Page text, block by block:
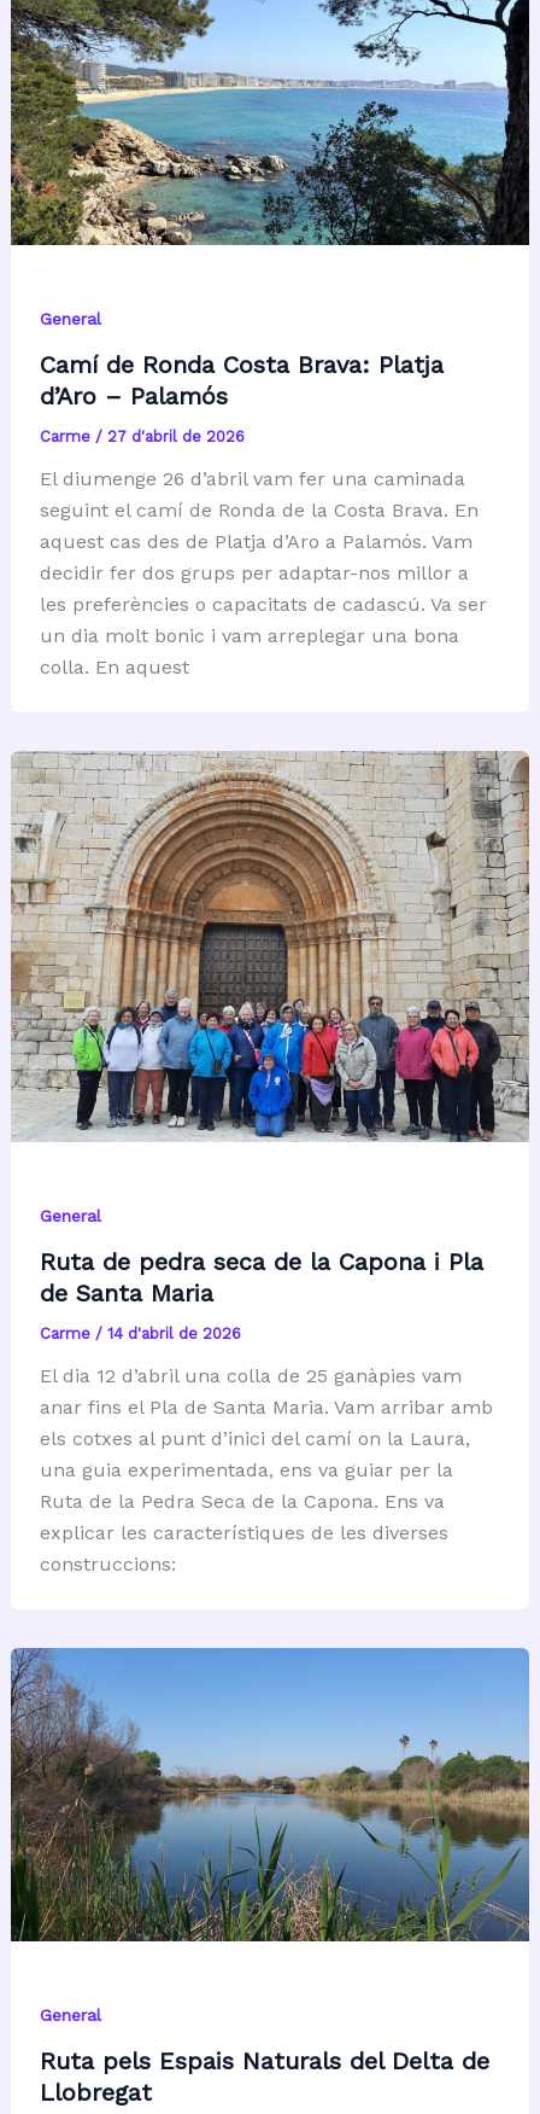
General
Camí de Ronda Costa Brava: Platja
d’Aro – Palamós
Carme / 27 d'abril de 2026
El diumenge 26 d’abril vam fer una caminada
seguint el camí de Ronda de la Costa Brava. En
aquest cas des de Platja d’Aro a Palamós. Vam
decidir fer dos grups per adaptar-nos millor a
les preferències o capacitats de cadascú. Va ser
un dia molt bonic i vam arreplegar una bona
colla. En aquest
General
Ruta de pedra seca de la Capona i Pla
de Santa Maria
Carme / 14 d'abril de 2026
El dia 12 d’abril una colla de 25 ganàpies vam
anar fins el Pla de Santa Maria. Vam arribar amb
els cotxes al punt d’inici del camí on la Laura,
una guia experimentada, ens va guiar per la
Ruta de la Pedra Seca de la Capona. Ens va
explicar les característiques de les diverses
construccions:
General
Ruta pels Espais Naturals del Delta de
Llobregat